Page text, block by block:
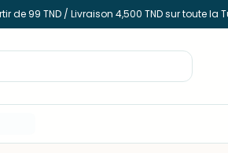
de 99 TND / Livraison 4,500 TND sur toute la